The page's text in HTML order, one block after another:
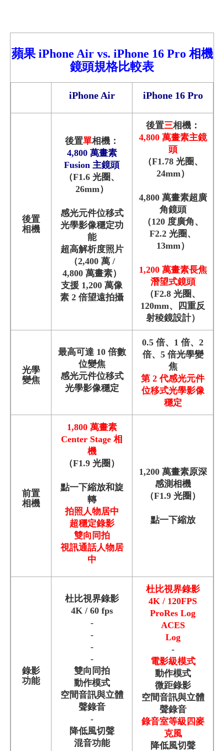
蘋果 iPhone Air vs. iPhone 16Pro 相機
鏡頭規格比較表
iPhone Air iPhone 16Pro
後置
相機
後置單相機：
4,800 萬畫素
Fusion 主鏡頭
（F1.6 光圈、
26mm）
感光元件位移式
光學影像穩定功
能
超高解析度照片
（2,400 萬 /
4,800 萬畫素）
支援 1,200 萬像
素 2 倍望遠拍攝
後置三相機：
4,800 萬畫素主鏡
頭
（F1.78 光圈、
24mm）
4,800 萬畫素超廣
角鏡頭
（120 度廣角、
F2.2 光圈、
13mm）
1,200 萬畫素長焦
潛望式鏡頭
（F2.8 光圈、
120mm、四重反
射稜鏡設計）
光學
變焦
最高可達 10 倍數
位變焦
感光元件位移式
光學影像穩定
0.5 倍、1 倍、2
倍、5 倍光學變
焦
第 2 代感光元件
位移式光學影像
穩定
前置
相機
1,800 萬畫素
Center Stage 相
機
（F1.9 光圈）
點一下縮放和旋
轉
拍照人物居中
超穩定錄影
雙向同拍
視訊通話人物居
中
1,200 萬畫素原深
感測相機
（F1.9 光圈）
點一下縮放
錄影
功能
杜比視界錄影
4K / 60 fps
-
-
-
-
雙向同拍
動作模式
空間音訊與立體
聲錄音
-
降低風切聲
混音功能
杜比視界錄影
4K / 120FPS
ProRes Log
ACES
Log
-
電影級模式
動作模式
微距錄影
空間音訊與立體
聲錄音
錄音室等級四麥
克風
降低風切聲